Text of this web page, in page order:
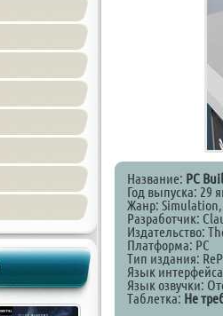
Название: PC
Год выпуска: 29
Жанр:
Разработчик:
Издательство:
Платформа: PC
Тип издания:
Язык
Язык озвучки:
Таблетка: Не